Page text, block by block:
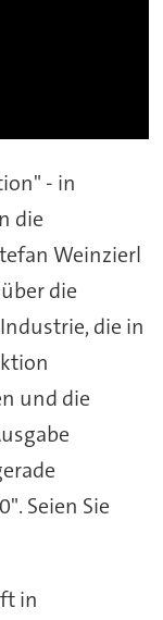
- in
die
Weinzierl
die
die in
und die
Seien Sie
in